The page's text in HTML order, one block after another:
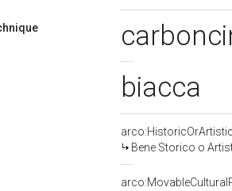
biacca
Bene Storico o